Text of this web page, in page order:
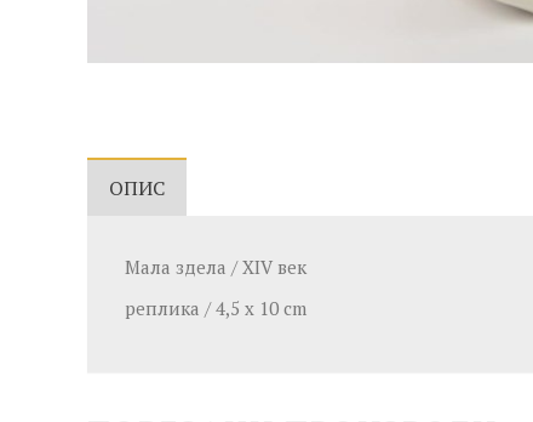
ОПИС
Мала здела / XIV век
реплика / 4,5 x 10 cm